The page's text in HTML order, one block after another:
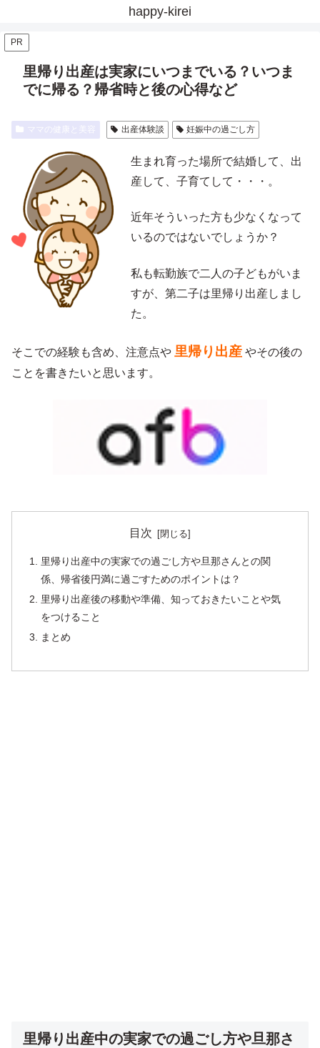
happy-kirei
PR
里帰り出産は実家にいつまでいる？いつま
でに帰る？帰省時と後の心得など
ママの健康と美容 出産体験談 妊娠中の過ごし方
生まれ育った場所で結婚して、出
産して、子育てして・・・。
近年そういった方も少なくなって
いるのではないでしょうか？
私も転勤族で二人の子どもがいま
すが、第二子は里帰り出産しまし
た。
そこでの経験も含め、注意点や 里帰り出産 やその後の
ことを書きたいと思います。
目次
里帰り出産中の実家での過ごし方や旦那さんとの関
係、帰省後円満に過ごすためのポイントは？
里帰り出産後の移動や準備、知っておきたいことや気
をつけること
まとめ
里帰り出産中の実家での過ごし方や旦那さ